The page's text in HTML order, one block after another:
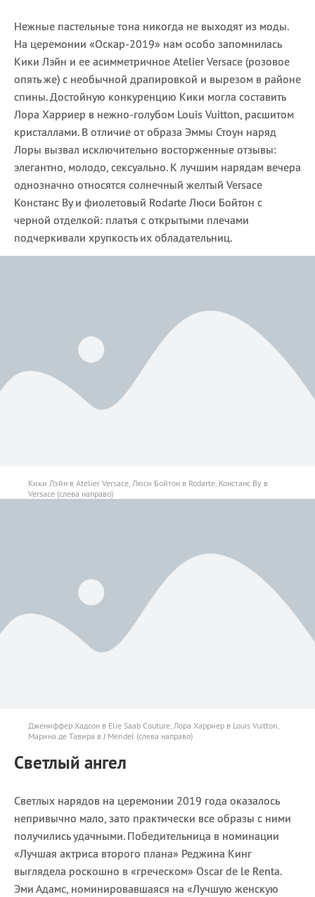
Нежные пастельные тона никогда не выходят из моды.
На церемонии «Оскар-2019» нам особо запомнилась
Кики Лэйн и ее асимметричное Atelier Versace (розовое
опять же) с необычной драпировкой и вырезом в районе
спины. Достойную конкуренцию Кики могла составить
Лора Харриер в нежно-голубом Louis Vuitton, расшитом
кристаллами. В отличие от образа Эммы Стоун наряд
Лоры вызвал исключительно восторженные отзывы:
элегантно, молодо, сексуально. К лучшим нарядам вечера
однозначно относятся солнечный желтый Versace
Констанс Ву и фиолетовый Rodarte Люси Бойтон с
черной отделкой: платья с открытыми плечами
подчеркивали хрупкость их обладательниц.
Кики Лэйн в Atelier Versace, Люси Бойтон в Rodarte, Констанс Ву в
Versace (слева направо)
Джениффер Хадсон в Elie Saab Couture, Лора Харриер в Louis Vuitton,
Марина де Тавира в J Mendel (слева направо)
Светлый ангел
Светлых нарядов на церемонии 2019 года оказалось
непривычно мало, зато практически все образы с ними
получились удачными. Победительница в номинации
«Лучшая актриса второго плана» Реджина Кинг
выглядела роскошно в «греческом» Oscar de le Renta.
Эми Адамс, номинировавшаяся на «Лучшую женскую